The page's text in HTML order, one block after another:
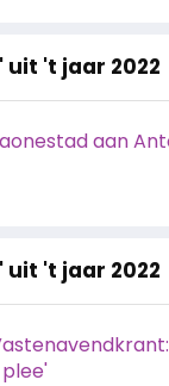
uit 't jaar 2022
aan
uit 't jaar 2022